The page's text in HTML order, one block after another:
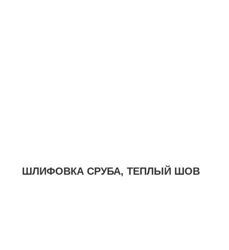
ШЛИФОВКА СРУБА, ТЕПЛЫЙ ШОВ